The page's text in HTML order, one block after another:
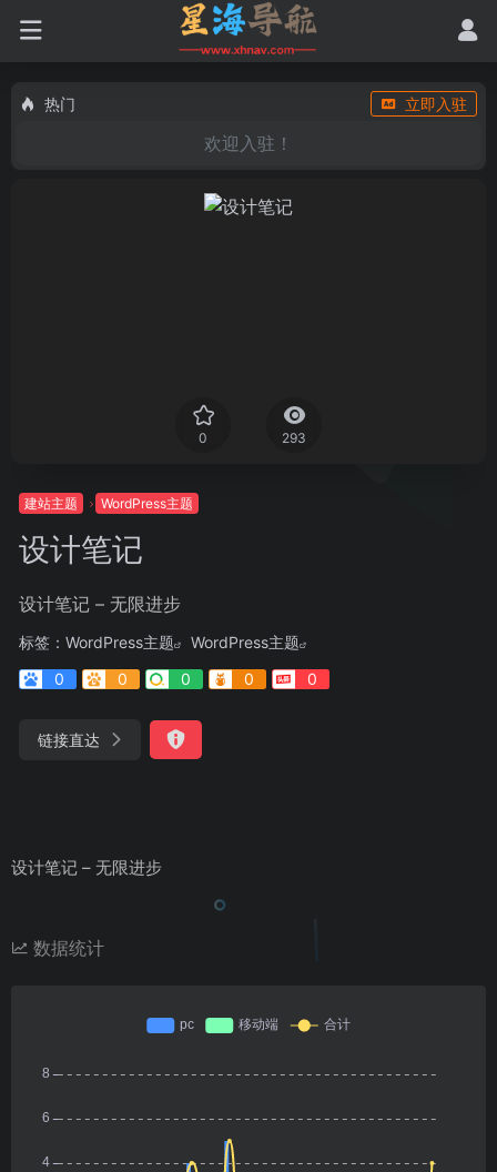
热门 立即入驻
欢迎入驻！
0 293
建站主题 WordPress主题
设计笔记
设计笔记 – 无限进步
标签： WordPress主题
WordPress主题
0
0 0 0 0
链接直达
设计笔记 – 无限进步
数据统计